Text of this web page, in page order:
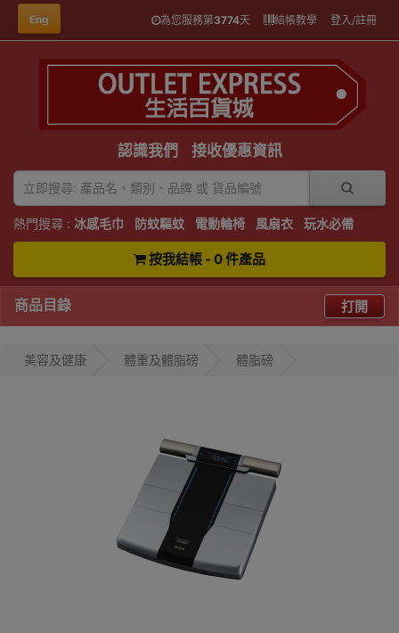
Eng 為您服務第3774天 結帳教學 登入/註冊
認識我們 接收優惠資訊
熱門搜尋 : 冰感毛巾 防蚊驅蚊 電動輪椅 風扇衣 玩水必備
按我結帳 - 0 件產品
商品目錄 打開
美容及健康 體重及體脂磅 體脂磅